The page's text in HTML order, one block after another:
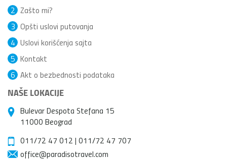
Zašto mi?
2
Opšti uslovi putovanja
3
Uslovi korišćenja sajta
4
Kontakt
5
Akt o bezbednosti podataka
6
NAŠE LOKACIJE
Bulevar Despota Stefana 15
11000 Beograd
011/72 47 012 | 011/72 47 707
office@paradisotravel.com